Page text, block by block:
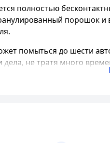
полностью
порошок и
помыться до шести
не тратя много
услугу -